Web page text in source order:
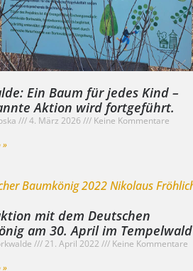
Ein Baum für jedes Kind –
Aktion wird fortgeführt.
4. März 2026
Keine Kommentare
»
mit dem Deutschen
am 30. April im Tempelwald
21. April 2022
Keine Kommentare
»